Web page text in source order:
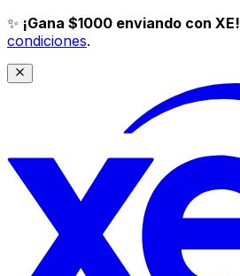
✨ ¡Gana $1000 enviando con XE!
condiciones.